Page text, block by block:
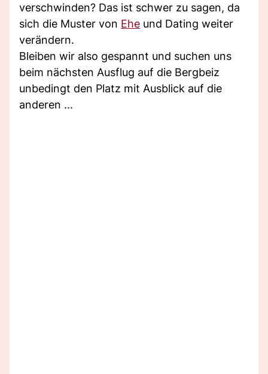
verschwinden? Das ist schwer zu sagen, da
sich die Muster von Ehe und Dating weiter
verändern.
Bleiben wir also gespannt und suchen uns
beim nächsten Ausflug auf die Bergbeiz
unbedingt den Platz mit Ausblick auf die
anderen ...